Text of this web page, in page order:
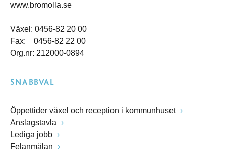
www.bromolla.se
Växel: 0456-82 20 00
Fax: 0456-82 22 00
Org.nr: 212000-0894
SNABBVAL
Öppettider växel och reception i kommunhuset
Anslagstavla
Lediga jobb
Felanmälan